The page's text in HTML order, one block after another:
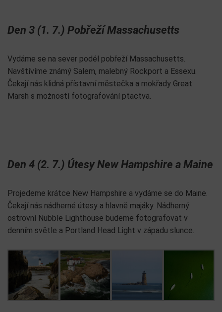
Den 3 (1. 7.) Pobřeží Massachusetts
Vydáme se na sever podél pobřeží Massachusetts.
Navštívíme známý Salem, malebný Rockport a Essexu.
Čekají nás klidná přístavní městečka a mokřady Great
Marsh s možností fotografování ptactva.
Den 4 (2. 7.) Útesy New Hampshire a Maine
Projedeme krátce New Hampshire a vydáme se do Maine.
Čekají nás nádherné útesy a hlavně majáky. Nádherný
ostrovní Nubble Lighthouse budeme fotografovat v
denním světle a Portland Head Light v západu slunce.